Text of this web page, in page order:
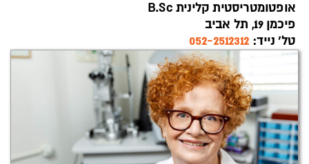
אופטומטריסטית קלינית B.Sc
פיכמן 19, תל אביב
טל’ נייד: 052-2512312